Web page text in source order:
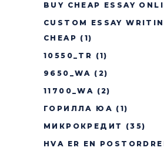
BUY CHEAP ESSAY
CUSTOM ESSAY
CHEAP (1)
10550_TR (1)
9650_WA (2)
11700_WA (2)
ГОРИЛЛА ЮА (1)
МИКРОКРЕДИТ
(35)
HVA ER EN